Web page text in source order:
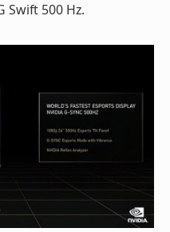
Swift 500 Hz.